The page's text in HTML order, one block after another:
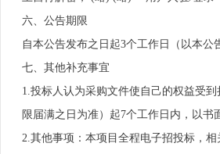
六、公告期限
自本公告发布之日起3个工作日（以本公
七、其他补充事宜
1.投标人认为采购文件使自己的权益受
限届满之日为准）起7个工作日内，以
2.其他事项：本项目全程电子招投标，